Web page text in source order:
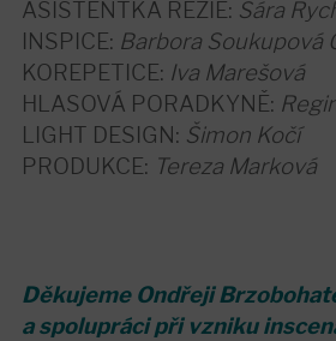
ASISTENTKA REŽIE: Sára
INSPICE: Barbora Soukupová
KOREPETICE: Iva Marešová
HLASOVÁ PORADKYNĚ:
LIGHT DESIGN: Šimon Kočí
PRODUKCE: Tereza Marková
Děkujeme Ondřeji
a spolupráci při vzniku